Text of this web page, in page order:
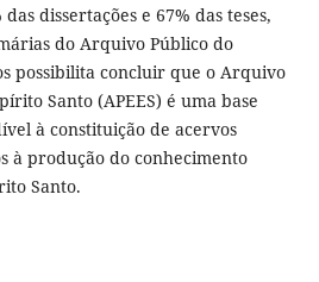
dissertações e 67% das teses,
do Arquivo Público do
possibilita concluir que o Arquivo
Santo (APEES) é uma base
à constituição de acervos
à produção do conhecimento
Santo.